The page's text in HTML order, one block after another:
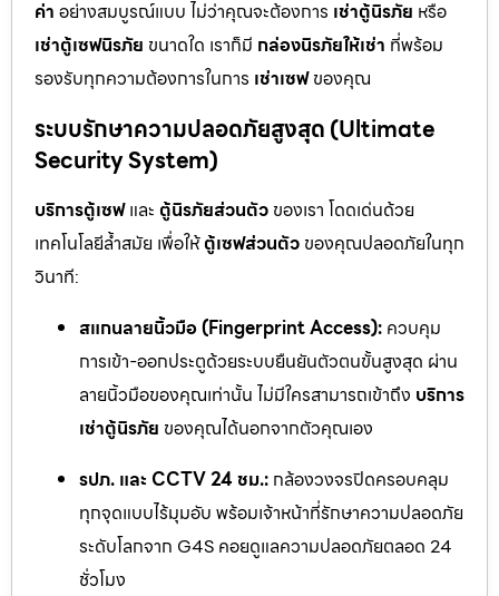
ค่า อย่างสมบูรณ์แบบ ไม่ว่าคุณจะต้องการ เช่าตู้นิรภัย หรือ
เช่าตู้เซฟนิรภัย ขนาดใด เราก็มี กล่องนิรภัยให้เช่า ที่พร้อม
รองรับทุกความต้องการในการ เช่าเซฟของคุณ
ระบบรักษาความปลอดภัยสูงสุด (Ultimate
Security System)
บริการตู้เซฟและ ตู้นิรภัยส่วนตัว ของเรา โดดเด่นด้วย
เทคโนโลยีล้ำสมัย เพื่อให้ตู้เซฟส่วนตัว ของคุณปลอดภัยในทุก
วินาที:
สแกนลายนิ้วมือ (Fingerprint Access): ควบคุม
การเข้า-ออกประตูด้วยระบบยืนยันตัวตนขั้นสูงสุด ผ่าน
ลายนิ้วมือของคุณเท่านั้น ไม่มีใครสามารถเข้าถึง บริการ
เช่าตู้นิรภัย ของคุณได้นอกจากตัวคุณเอง
รปภ. และ CCTV 24 ชม.: กล้องวงจรปิดครอบคลุม
ทุกจุดแบบไร้มุมอับ พร้อมเจ้าหน้าที่รักษาความปลอดภัย
ระดับโลกจาก G4S คอยดูแลความปลอดภัยตลอด 24
ชั่วโมง